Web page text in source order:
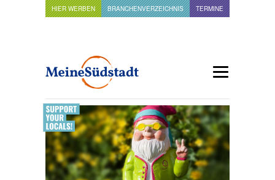
HIER WERBEN BRANCHENVERZEICHNIS TERMINE